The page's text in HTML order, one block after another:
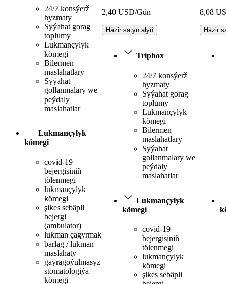
24/7 konsýerž
hyzmaty
Syýahat gorag
toplumy
Lukmançylyk
kömegi
Bilermen
maslahatlary
Syýahat
gollanmalary we
peýdaly
maslahatlar
Lukmançylyk
kömegi
covid-19
bejergisiniň
tölenmegi
lukmançylyk
kömegi
şikes sebäpli
bejergi
(ambulator)
lukman çagyrmak
barlag / lukman
maslahaty
gaýragoýulmasyz
stomatologiýa
kömegi
2,40 USD/Gün
Häzir satyn alyň
Tripbox
24/7 konsýerž
hyzmaty
Syýahat gorag
toplumy
Lukmançylyk
kömegi
Bilermen
maslahatlary
Syýahat
gollanmalary we
peýdaly
maslahatlar
Lukmançylyk
kömegi
covid-19
bejergisiniň
tölenmegi
lukmançylyk
kömegi
şikes sebäpli
8,08
Häzir